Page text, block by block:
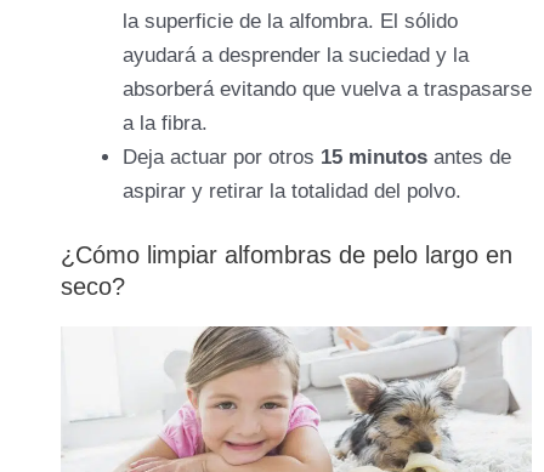
la superficie de la alfombra. El sólido
ayudará a desprender la suciedad y la
absorberá evitando que vuelva a traspasarse
a la fibra.
Deja actuar por otros 15 minutos antes de
aspirar y retirar la totalidad del polvo.
¿Cómo limpiar alfombras de pelo largo en
seco?